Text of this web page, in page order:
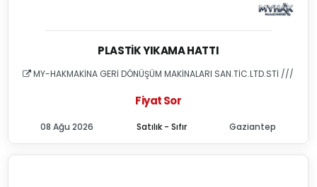
PLASTIK YIKAMA HATTI
MY-HAKMAKİNA GERİ DÖNÜŞÜM MAKİNALARI SAN.TİC.LTD.STİ ///
Fiyat Sor
Satılık - Sıfır
08 Ağu 2026 Gaziantep